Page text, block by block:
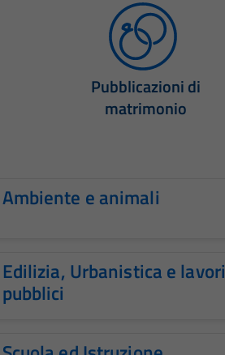
Pubblicazioni di
matrimonio
Ambiente e animali
Edilizia, Urbanistica e lavori
pubblici